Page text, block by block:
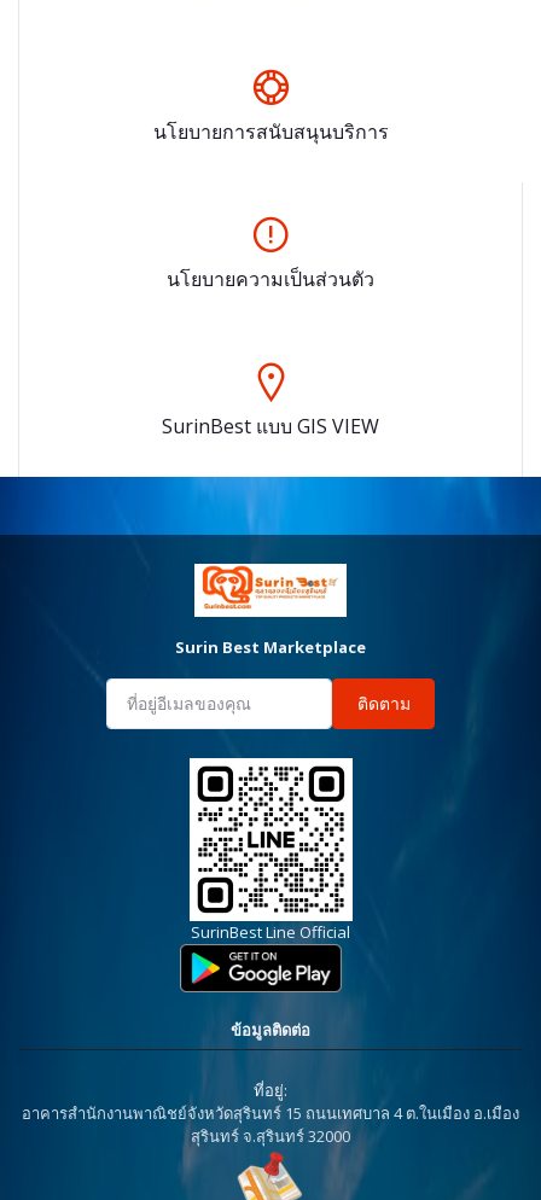
นโยบายการสนับสนุนบริการ
นโยบายความเป็นส่วนตัว
SurinBest แบบ GIS VIEW
Surin Best Marketplace
ติดตาม
SurinBest Line Official
ข้อมูลติดต่อ
ที่อยู่:
อาคารสำนักงานพาณิชย์จังหวัดสุรินทร์ 15 ถนนเทศบาล 4 ต.ในเมือง อ.เมือง
สุรินทร์ จ.สุรินทร์ 32000